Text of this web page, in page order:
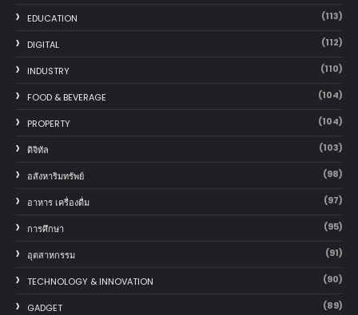
EDUCATION (113)
DIGITAL (112)
INDUSTRY (110)
FOOD & BEVERAGE (104)
PROPERTY (104)
ดิจิทัล (103)
อสังหาริมทรัพย์ (98)
อาหาร เครื่องดื่ม (97)
การศึกษา (95)
อุตสาหกรรม (91)
TECHNOLOGY & INNOVATION (90)
GADGET (89)